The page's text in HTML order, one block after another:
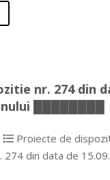
nr. 274 din
████████
Proiecte de
din data de